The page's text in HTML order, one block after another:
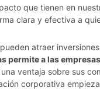
que tienen en
clara y efectiva a
atraer
permite a las
ventaja sobre sus
corporativa